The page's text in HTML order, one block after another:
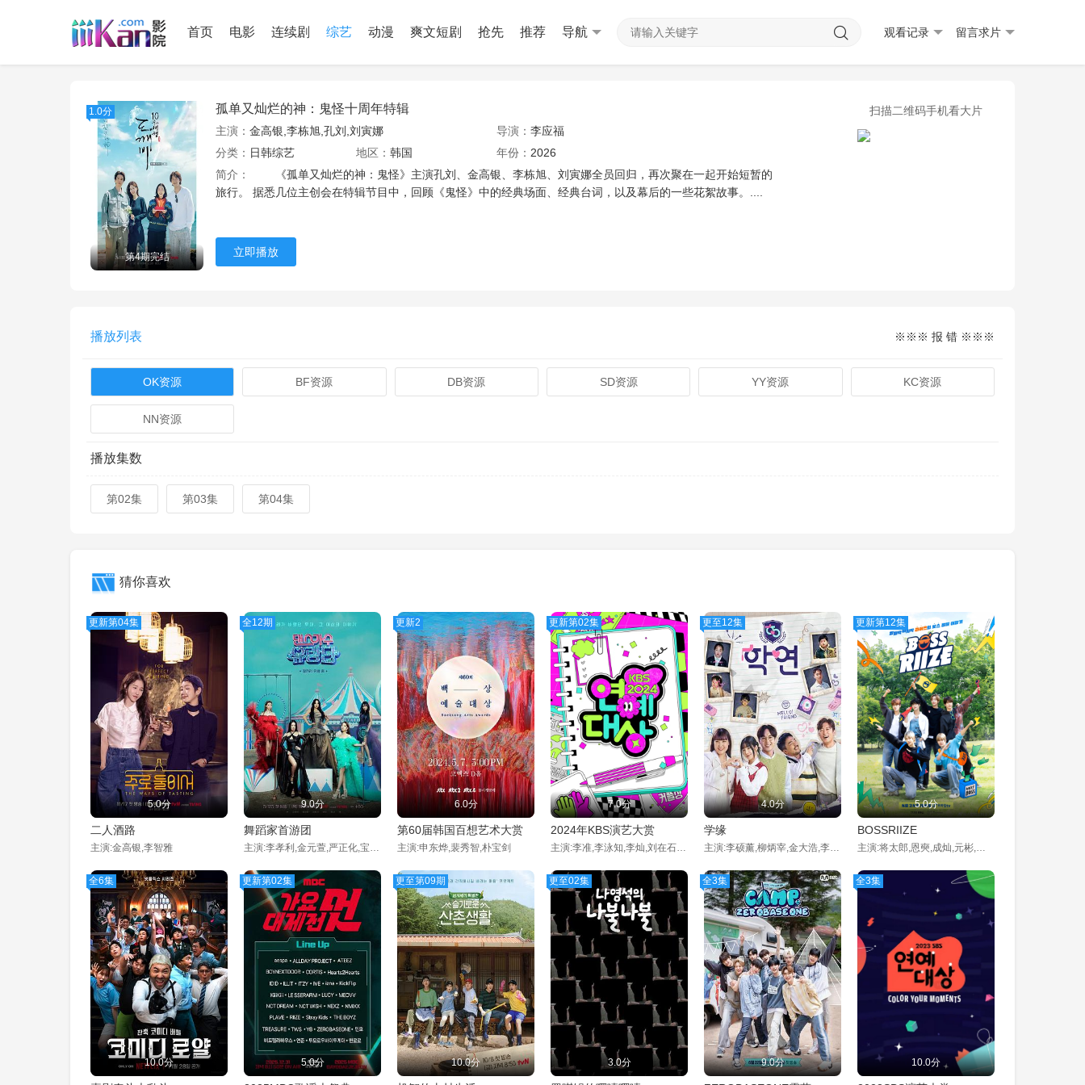
首页 电影 连续剧 综艺 动漫 爽文短剧 抢先 推荐 导航 观看记录 留言求片
1.0分
第4期完结
孤单又灿烂的神：鬼怪十周年特辑
主演： 金高银,李栋旭,孔刘,刘寅娜 导演： 李应福
分类： 日韩综艺 地区： 韩国 年份： 2026
简介：
《孤单又灿烂的神：鬼怪》主演孔刘、金高银、李栋旭、刘寅娜全员回归，再次聚在一起开始短暂的
旅行。 据悉几位主创会在特辑节目中，回顾《鬼怪》中的经典场面、经典台词，以及幕后的一些花絮故事。....
立即播放
扫描二维码手机看大片
播放列表 ※※※ 报 错 ※※※
OK资源 BF资源 DB资源 SD资源 YY资源 KC资源
NN资源
播放集数
第02集 第03集 第04集
猜你喜欢
更新第04集
5.0分
二人酒路
主演:金高银,李智雅
全12期
9.0分
舞蹈家首游团
主演:李孝利,金元萱,严正化,宝儿,安慧真
更新2
6.0分
第60届韩国百想艺术大赏
主演:申东烨,裴秀智,朴宝剑
更新第02集
7.0分
2024年KBS演艺大赏
主演:李准,李泳知,李灿,刘在石,全炫茂,柳智敏
更至12集
4.0分
学缘
主演:李硕薰,柳炳宰,金大浩,李恩智,权恩菲
更新第12集
5.0分
BOSSRIIZE
主演:将太郎,恩奭,成灿,元彬,炤熙,Anton
全6集
10.0分
更新第02集
5.0分
更至第09期
10.0分
更至02集
3.0分
全3集
9.0分
全3集
10.0分